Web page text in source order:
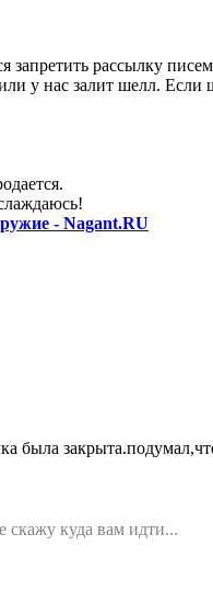
запретить рассылку
у нас залит шелл.
- Nagant.RU
была
скажу куда вам идти...